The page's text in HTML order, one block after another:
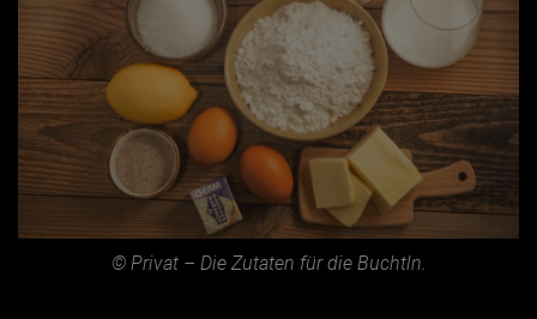
© Privat – Die Zutaten für die Buchtln.